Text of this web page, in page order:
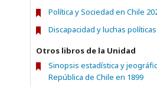
Política y Sociedad en Chile
Discapacidad y luchas políticas
Otros libros de la Unidad
Sinopsis estadística y
República de Chile en 1899